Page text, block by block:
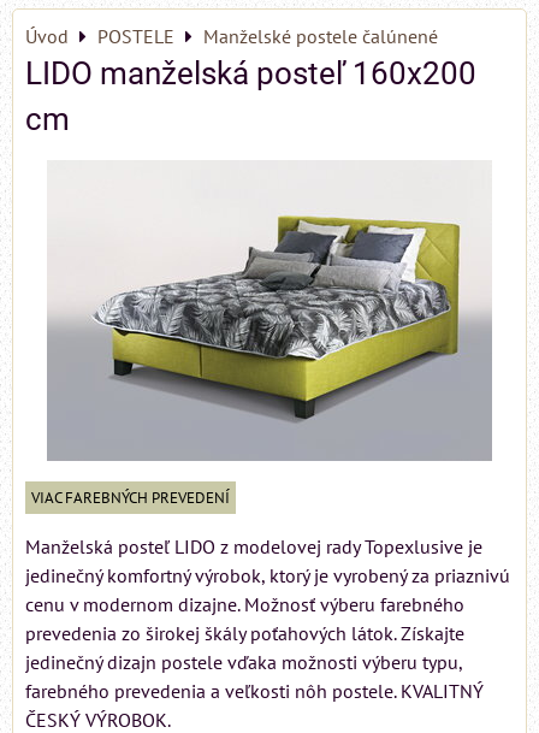
Úvod POSTELE Manželské postele čalúnené
LIDO manželská posteľ 160x200
cm
VIAC FAREBNÝCH PREVEDENÍ
Manželská posteľ LIDO z modelovej rady Topexlusive je
jedinečný komfortný výrobok, ktorý je vyrobený za priaznivú
cenu v modernom dizajne. Možnosť výberu farebného
prevedenia zo širokej škály poťahových látok. Získajte
jedinečný dizajn postele vďaka možnosti výberu typu,
farebného prevedenia a veľkosti nôh postele. KVALITNÝ
ČESKÝ VÝROBOK.